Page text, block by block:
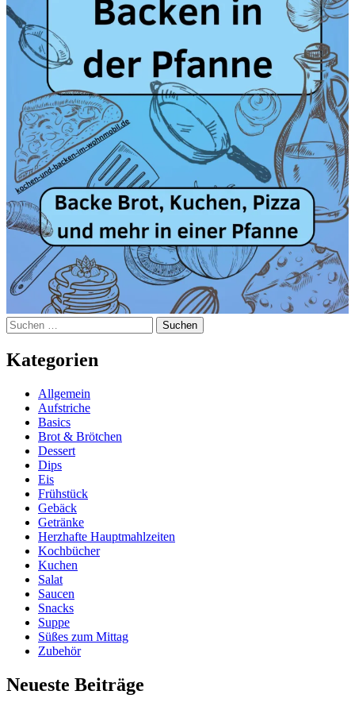
Suchen
nach:
Kategorien
Allgemein
Aufstriche
Basics
Brot & Brötchen
Dessert
Dips
Eis
Frühstück
Gebäck
Getränke
Herzhafte Hauptmahlzeiten
Kochbücher
Kuchen
Salat
Saucen
Snacks
Suppe
Süßes zum Mittag
Zubehör
Neueste Beiträge